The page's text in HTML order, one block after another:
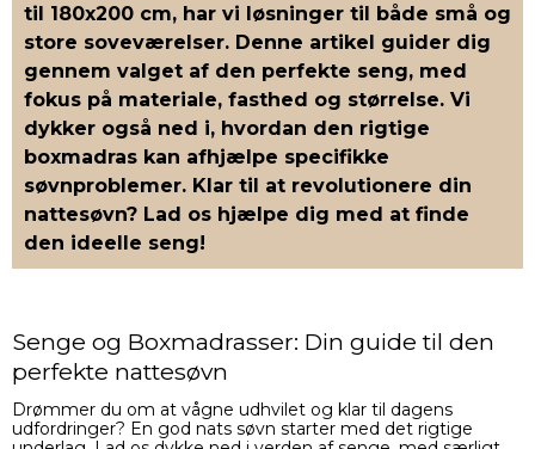
til 180x200 cm, har vi løsninger til både små og
store soveværelser. Denne artikel guider dig
gennem valget af den perfekte seng, med
fokus på materiale, fasthed og størrelse. Vi
dykker også ned i, hvordan den rigtige
boxmadras kan afhjælpe specifikke
søvnproblemer. Klar til at revolutionere din
nattesøvn? Lad os hjælpe dig med at finde
den ideelle seng!
Senge og Boxmadrasser: Din guide til den
perfekte nattesøvn
Drømmer du om at vågne udhvilet og klar til dagens
udfordringer? En god nats søvn starter med det rigtige